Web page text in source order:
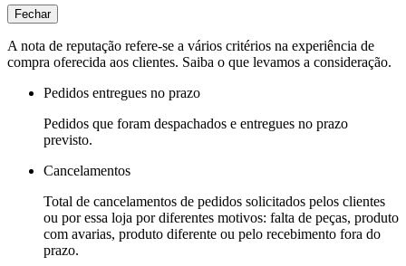
Fechar
A nota de reputação refere-se a vários critérios na experiência de
compra oferecida aos clientes. Saiba o que levamos a consideração.
Pedidos entregues no prazo
Pedidos que foram despachados e entregues no prazo
previsto.
Cancelamentos
Total de cancelamentos de pedidos solicitados pelos clientes
ou por essa loja por diferentes motivos: falta de peças, produto
com avarias, produto diferente ou pelo recebimento fora do
prazo.